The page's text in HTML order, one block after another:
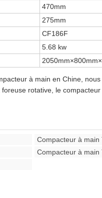
470mm
275mm
CF186F
5.68 kw
à main en Chine,
rotative, le
Compacteur à main
Compacteur à main